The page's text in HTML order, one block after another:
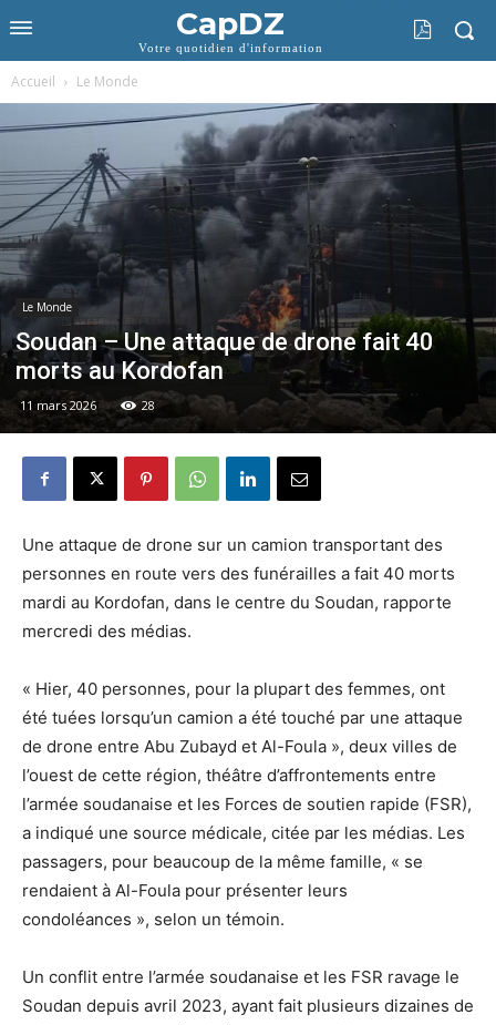
CapDZ
Votre quotidien d'information
Accueil Le Monde
Le Monde
Soudan – Une attaque de drone fait 40
morts au Kordofan
11 mars 2026 28
Une attaque de drone sur un camion transportant des
personnes en route vers des funérailles a fait 40 morts
mardi au Kordofan, dans le centre du Soudan, rapporte
mercredi des médias.
« Hier, 40 personnes, pour la plupart des femmes, ont
été tuées lorsqu’un camion a été touché par une attaque
de drone entre Abu Zubayd et Al-Foula », deux villes de
l’ouest de cette région, théâtre d’affrontements entre
l’armée soudanaise et les Forces de soutien rapide (FSR),
a indiqué une source médicale, citée par les médias. Les
passagers, pour beaucoup de la même famille, « se
rendaient à Al-Foula pour présenter leurs
condoléances », selon un témoin.
Un conflit entre l’armée soudanaise et les FSR ravage le
Soudan depuis avril 2023, ayant fait plusieurs dizaines de